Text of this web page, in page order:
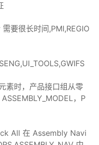
要很长时间,PMI,REGIO
素时，产品接口组从零
，P
All 在 Assembly Navi